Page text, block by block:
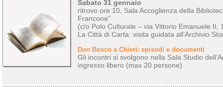
Sabato 31 gennaio
ritrovo ore 10, Sala Accoglienza della
Francone”
(c/o Polo Culturale – via Vittorio Emanuele II,
La Città di Carta: visita guidata all’Archivio
Don Bosco a Chieri: episodi e documenti
Gli incontri si svolgono nella Sala Studio
ingresso libero (max 20 persone)